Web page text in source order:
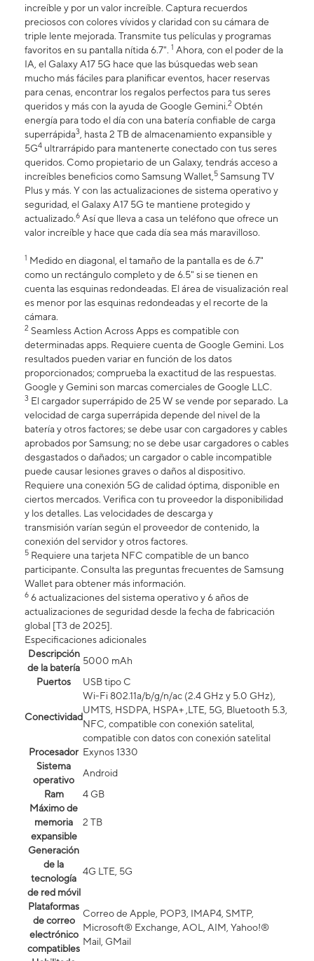
increíble y por un valor increíble. Captura recuerdos
preciosos con colores vívidos y claridad con su cámara de
triple lente mejorada. Transmite tus películas y programas
favoritos en su pantalla nítida 6.7". 1 Ahora, con el poder de la
IA, el Galaxy A17 5G hace que las búsquedas web sean
mucho más fáciles para planificar eventos, hacer reservas
para cenas, encontrar los regalos perfectos para tus seres
queridos y más con la ayuda de Google Gemini.2 Obtén
energía para todo el día con una batería confiable de carga
superrápida3, hasta 2 TB de almacenamiento expansible y
5G4 ultrarrápido para mantenerte conectado con tus seres
queridos. Como propietario de un Galaxy, tendrás acceso a
increíbles beneficios como Samsung Wallet,5 Samsung TV
Plus y más. Y con las actualizaciones de sistema operativo y
seguridad, el Galaxy A17 5G te mantiene protegido y
actualizado.6 Así que lleva a casa un teléfono que ofrece un
valor increíble y hace que cada día sea más maravilloso.
1 Medido en diagonal, el tamaño de la pantalla es de 6.7"
como un rectángulo completo y de 6.5" si se tienen en
cuenta las esquinas redondeadas. El área de visualización real
es menor por las esquinas redondeadas y el recorte de la
cámara.
2 Seamless Action Across Apps es compatible con
determinadas apps. Requiere cuenta de Google Gemini. Los
resultados pueden variar en función de los datos
proporcionados; comprueba la exactitud de las respuestas.
Google y Gemini son marcas comerciales de Google LLC.
3 El cargador superrápido de 25 W se vende por separado. La
velocidad de carga superrápida depende del nivel de la
batería y otros factores; se debe usar con cargadores y cables
aprobados por Samsung; no se debe usar cargadores o cables
desgastados o dañados; un cargador o cable incompatible
puede causar lesiones graves o daños al dispositivo.
Requiere una conexión 5G de calidad óptima, disponible en
ciertos mercados. Verifica con tu proveedor la disponibilidad
y los detalles. Las velocidades de descarga y
transmisión varían según el proveedor de contenido, la
conexión del servidor y otros factores.
5 Requiere una tarjeta NFC compatible de un banco
participante. Consulta las preguntas frecuentes de Samsung
Wallet para obtener más información.
6 6 actualizaciones del sistema operativo y 6 años de
actualizaciones de seguridad desde la fecha de fabricación
global [T3 de 2025].
Especificaciones adicionales
Descripción
de la batería
5000 mAh
Puertos
USB tipo C
Conectividad
Wi-Fi 802.11a/b/g/n/ac (2.4 GHz y 5.0 GHz),
UMTS, HSDPA, HSPA+ ,LTE, 5G, Bluetooth 5.3,
NFC, compatible con conexión satelital,
compatible con datos con conexión satelital​​​​​​​
Procesador Exynos 1330
Sistema
operativo
Android
Ram
4 GB
Máximo de
memoria
expansible
2 TB
Generación
de la
tecnología
de red móvil
4G LTE, 5G
Plataformas
de correo
electrónico
compatibles
Correo de Apple, POP3, IMAP4, SMTP,
Microsoft® Exchange, AOL, AIM, Yahoo!®
Mail, GMail